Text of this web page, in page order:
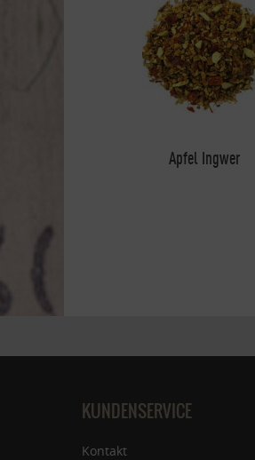
Apfel Ingwer
KUNDENSERVICE
Kontakt